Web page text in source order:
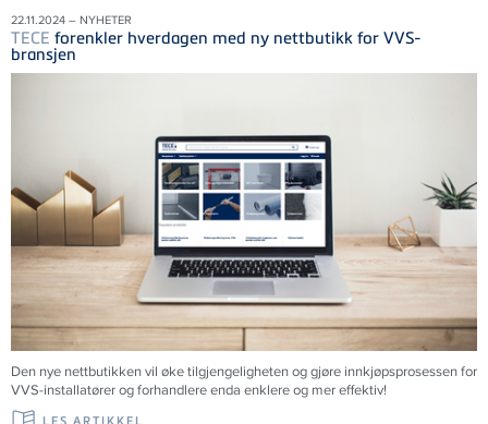
22.11.2024 – NYHETER
TECE forenkler hverdagen med ny nettbutikk for VVS-
bransjen
Den nye nettbutikken vil øke tilgjengeligheten og gjøre innkjøpsprosessen for
VVS-installatører og forhandlere enda enklere og mer effektiv!
LES ARTIKKEL